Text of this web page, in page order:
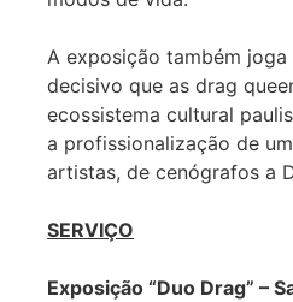
A exposição também
decisivo que as drag
ecossistema cultural
a profissionalização de
artistas, de cenógrafos a
SERVIÇO
Exposição “Duo Drag” –